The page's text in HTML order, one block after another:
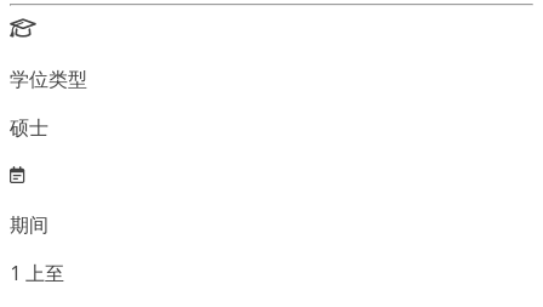
学位类型
硕士
期间
1 上至